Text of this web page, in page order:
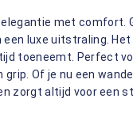
met comfort.
luxe uitstraling.
toeneemt. Perfect
Of je nu een
zorgt altijd voor een